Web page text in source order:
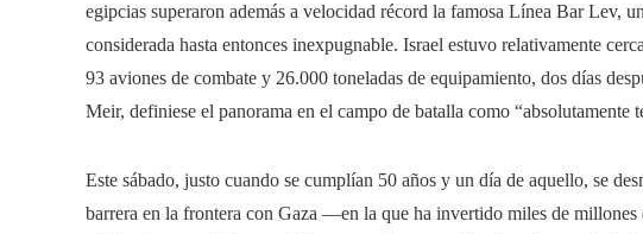
egipcias superaron además a velocidad récord la famosa Línea Bar Lev,
considerada hasta entonces inexpugnable. Israel estuvo relativamente
93 aviones de combate y 26.000 toneladas de equipamiento, dos días
Meir, definiese el panorama en el campo de batalla como “absolutamente
Este sábado, justo cuando se cumplían 50 años y un día de aquello, se
barrera en la frontera con Gaza ―en la que ha invertido miles de millones